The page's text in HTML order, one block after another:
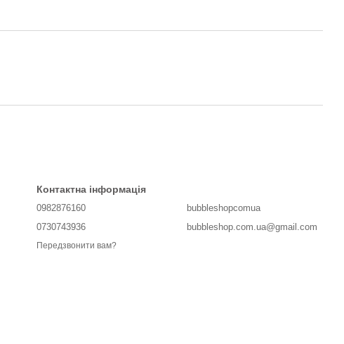
Контактна інформація
0982876160
0730743936
Передзвонити вам?
bubbleshopcomua
bubbleshop.com.ua@gmail.com